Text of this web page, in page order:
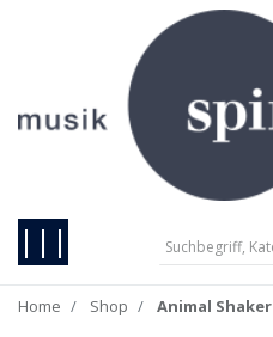
|||
Home Shop Animal Shaker